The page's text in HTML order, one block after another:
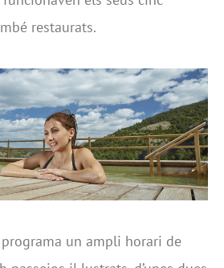
restaurats.
un ampli horari de